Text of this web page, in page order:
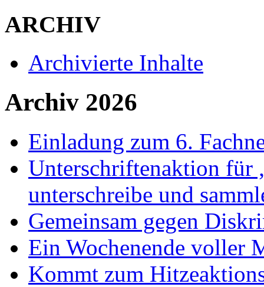
ARCHIV
Archivierte Inhalte
Archiv 2026
Einladung zum 6.
Unterschriftenaktion
unterschreibe und
Gemeinsam gegen
Ein Wochenende voller
Kommt zum